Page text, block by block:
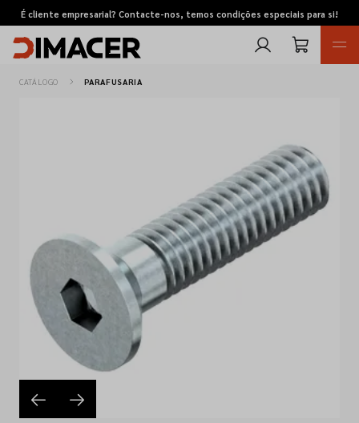
É cliente empresarial? Contacte-nos, temos condições especiais para si!
Pedidos de cotação
Marcas
Favoritos
Empresa
CATÁLOGO PARAFUSARIA